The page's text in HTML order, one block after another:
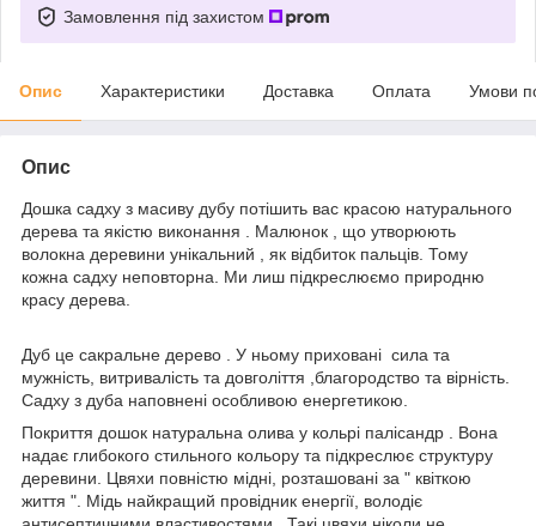
Замовлення під захистом
Опис Характеристики Доставка Оплата Умови
Опис
Дошка садху з масиву дубу потішить вас красою натурального
дерева та якістю виконання . Малюнок , що утворюють
волокна деревини унікальний , як відбиток пальців. Тому
кожна садху неповторна. Ми лиш підкреслюємо природню
красу дерева.
Дуб це сакральне дерево . У ньому приховані сила та
мужність, витривалість та довголіття ,благородство та вірність.
Садху з дуба наповнені особливою енергетикою.
Покриття дошок натуральна олива у кольрі палісандр . Вона
надає глибокого стильного кольору та підкреслює структуру
деревини. Цвяхи повністю мідні, розташовані за " квіткою
життя ". Мідь найкращий провідник енергії, володіє